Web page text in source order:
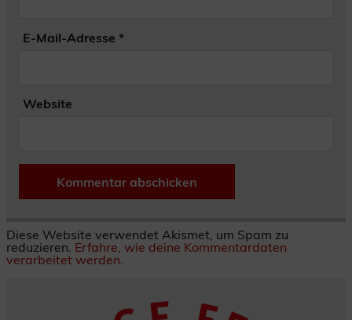
E-Mail-Adresse *
Website
Diese Website verwendet Akismet, um Spam zu
reduzieren. Erfahre, wie deine Kommentardaten
verarbeitet werden.